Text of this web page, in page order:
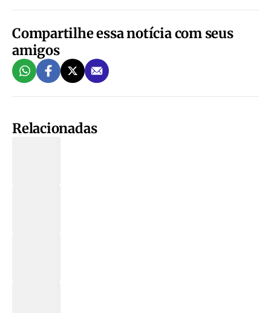
Compartilhe essa notícia com seus
amigos
Relacionadas